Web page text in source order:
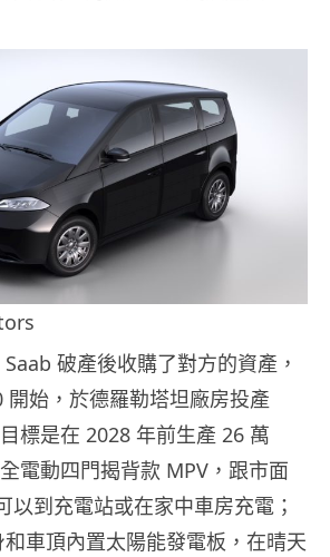
破產後收購了對方的資產，
開始，於德羅勒塔坦廠房投產
標是在 2028 年前生產 26 萬
電動四門揭背款 MPV，跟市面
以到充電站或在家中車房充電；
車頂內置太陽能發電板，在晴天